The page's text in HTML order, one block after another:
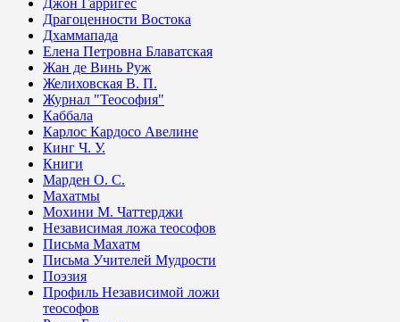
Драгоценности Востока
Дхаммапада
Елена Петровна Блаватская
Жан де Винь Руж
Желиховская В. П.
Журнал "Теософия"
Каббала
Карлос Кардосо Авелине
Кинг Ч. У.
Книги
Марден О. С.
Махатмы
Мохини М. Чаттерджи
Независимая ложа теософов
Письма Махатм
Письма Учителей Мудрости
Поэзия
Профиль Независимой ложи
теософов